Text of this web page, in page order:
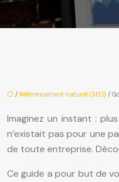
/ Référencement naturel (SEO) /
Imaginez un instant :
n’existait pas pour une
de toute entreprise.
Ce guide a pour but de